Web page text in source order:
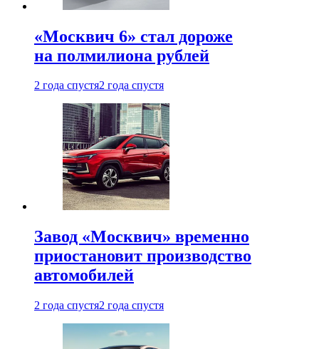
«Москвич 6» стал дороже
на полмилиона рублей
2 года спустя2 года спустя
Завод «Москвич» временно
приостановит производство
автомобилей
2 года спустя2 года спустя